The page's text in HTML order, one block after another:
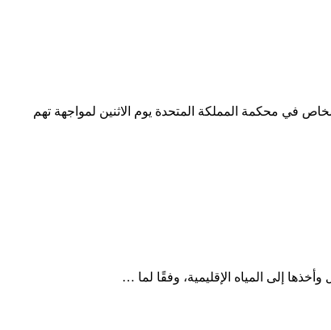
في محكمة المملكة المتحدة يوم الاثنين لمواجهة تهم